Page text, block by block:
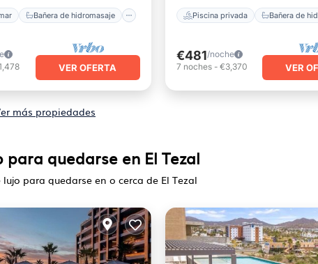
Bañera de hidromasaje
VER OFERTA
Piscina privada
€481/noche
7 noches- €3,370 VER
más propiedades
para quedarse en El Tezal
lujo para quedarse en o cerca de El Tezal